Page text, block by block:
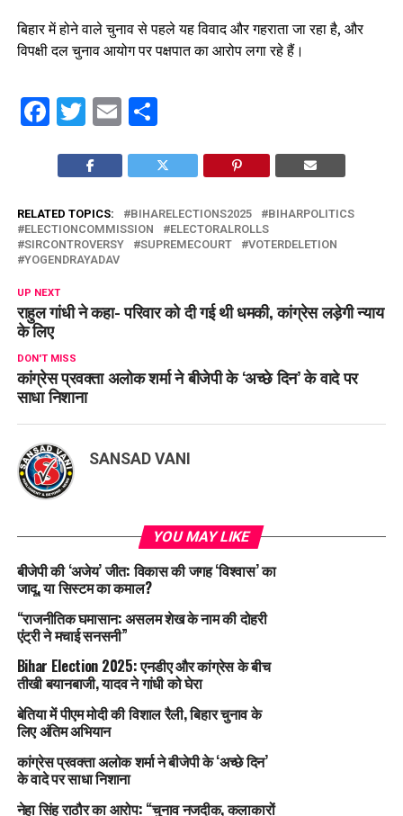
बिहार में होने वाले चुनाव से पहले यह विवाद और गहराता जा रहा है, और
विपक्षी दल चुनाव आयोग पर पक्षपात का आरोप लगा रहे हैं।
Facebook
Twitter
EmailShare
RELATED TOPICS: BIHARELECTIONS2025
BIHARPOLITICS
ELECTIONCOMMISSION
ELECTORALROLLS
SIRCONTROVERSY
SUPREMECOURT
VOTERDELETION
YOGENDRAYADAV
UP NEXT
राहुल गांधी ने कहा- परिवार को दी गई थी धमकी, कांग्रेस लड़ेगी न्याय
के लिए
DON'T MISS
कांग्रेस प्रवक्ता अलोक शर्मा ने बीजेपी के ‘अच्छे दिन’ के वादे पर
साधा निशाना
SANSAD VANI
YOU MAY LIKE
बीजेपी की ‘अजेय’ जीत: विकास की जगह ‘विश्वास’ का
जादू, या सिस्टम का कमाल?
“राजनीतिक घमासान: असलम शेख के नाम की दोहरी
एंट्री ने मचाई सनसनी”
Bihar Election 2025: एनडीए और कांग्रेस के बीच
तीखी बयानबाजी, यादव ने गांधी को घेरा
बेतिया में पीएम मोदी की विशाल रैली, बिहार चुनाव के
लिए अंतिम अभियान
कांग्रेस प्रवक्ता अलोक शर्मा ने बीजेपी के ‘अच्छे दिन’
के वादे पर साधा निशाना
नेहा सिंह राठौर का आरोप: “चुनाव नजदीक, कलाकारों